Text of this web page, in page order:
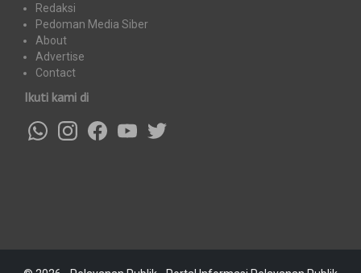
Redaksi
Pedoman Media Siber
About
Advertise
Contact
Ikuti kami di